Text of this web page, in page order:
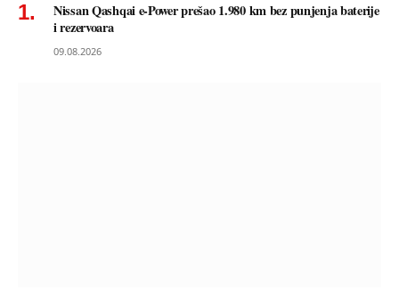
Nissan Qashqai e-Power prešao 1.980 km bez punjenja baterije
i rezervoara
09.08.2026